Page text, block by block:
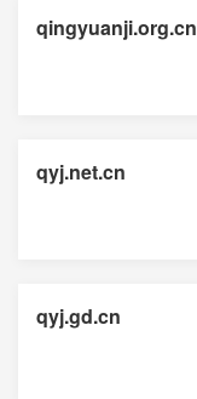
qingyuanji.org.cn
qyj.net.cn
qyj.gd.cn